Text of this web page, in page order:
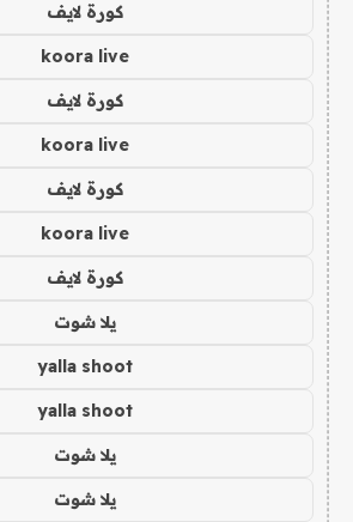
كورة لايف
koora live
كورة لايف
koora live
كورة لايف
koora live
كورة لايف
يلا شوت
yalla shoot
yalla shoot
يلا شوت
يلا شوت